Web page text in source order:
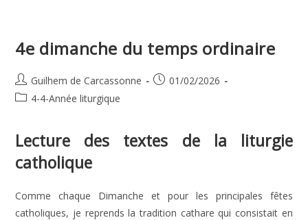
4e dimanche du temps ordinaire
Auteur/autrice
de
Guilhem de Carcassonne
Publication
01/02/2026
Post4-4-Année liturgique
Lecture des textes de la liturgie
catholique
Comme chaque Dimanche et pour les principales fêtes
catholiques, je reprends la tradition cathare qui consistait en